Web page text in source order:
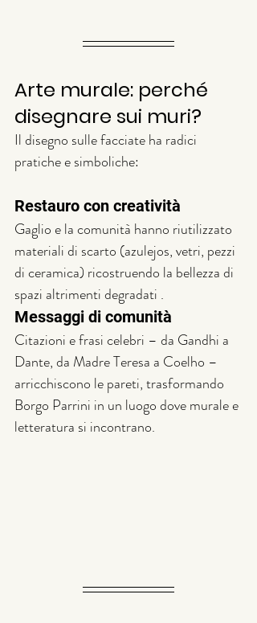
Arte murale: perché
disegnare sui muri?
Il disegno sulle facciate ha radici
pratiche e simboliche:
Restauro con creatività
Gaglio e la comunità hanno riutilizzato
materiali di scarto (azulejos, vetri, pezzi
di ceramica) ricostruendo la bellezza di
spazi altrimenti degradati .
Messaggi di comunità
Citazioni e frasi celebri – da Gandhi a
Dante, da Madre Teresa a Coelho –
arricchiscono le pareti, trasformando
Borgo Parrini in un luogo dove murale e
letteratura si incontrano.